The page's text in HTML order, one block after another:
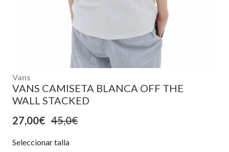
Vans
VANS CAMISETA BLANCA OFF THE
WALL STACKED
27,00€ 45,0€
Seleccionar talla